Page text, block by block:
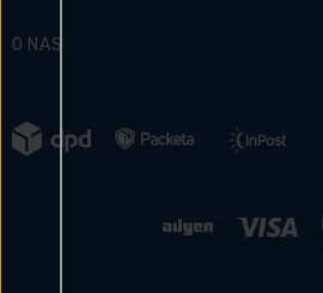
Wymowa zapachów i znaków
Blog
Zwroty
Reklamacja towaru
O NAS
Marki